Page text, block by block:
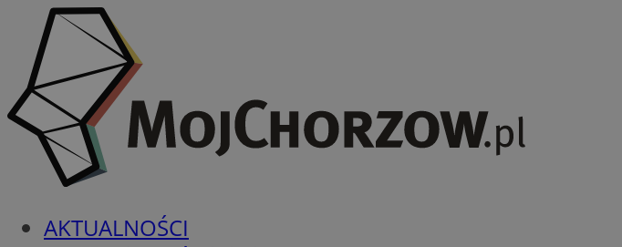
AKTUALNOŚCI